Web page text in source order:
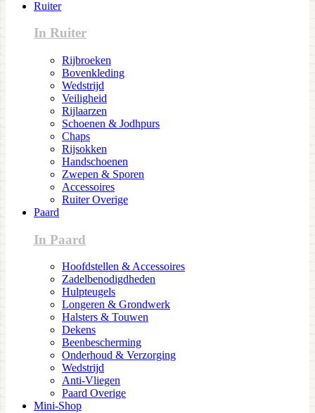
Ruiter
In Ruiter
Rijbroeken
Bovenkleding
Wedstrijd
Veiligheid
Rijlaarzen
Schoenen & Jodhpurs
Chaps
Rijsokken
Handschoenen
Zwepen & Sporen
Accessoires
Ruiter Overige
Paard
In Paard
Hoofdstellen & Accessoires
Zadelbenodigdheden
Hulpteugels
Longeren & Grondwerk
Halsters & Touwen
Dekens
Beenbescherming
Onderhoud & Verzorging
Wedstrijd
Anti-Vliegen
Paard Overige
Mini-Shop